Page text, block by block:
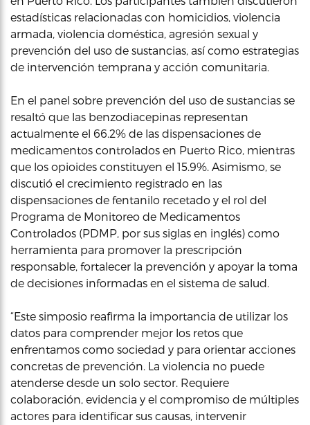
estadísticas relacionadas con homicidios, violencia
armada, violencia doméstica, agresión sexual y
prevención del uso de sustancias, así como estrategias
de intervención temprana y acción comunitaria.
En el panel sobre prevención del uso de sustancias se
resaltó que las benzodiacepinas representan
actualmente el 66.2% de las dispensaciones de
medicamentos controlados en Puerto Rico, mientras
que los opioides constituyen el 15.9%. Asimismo, se
discutió el crecimiento registrado en las
dispensaciones de fentanilo recetado y el rol del
Programa de Monitoreo de Medicamentos
Controlados (PDMP, por sus siglas en inglés) como
herramienta para promover la prescripción
responsable, fortalecer la prevención y apoyar la toma
de decisiones informadas en el sistema de salud.
“Este simposio reafirma la importancia de utilizar los
datos para comprender mejor los retos que
enfrentamos como sociedad y para orientar acciones
concretas de prevención. La violencia no puede
atenderse desde un solo sector. Requiere
colaboración, evidencia y el compromiso de múltiples
actores para identificar sus causas, intervenir